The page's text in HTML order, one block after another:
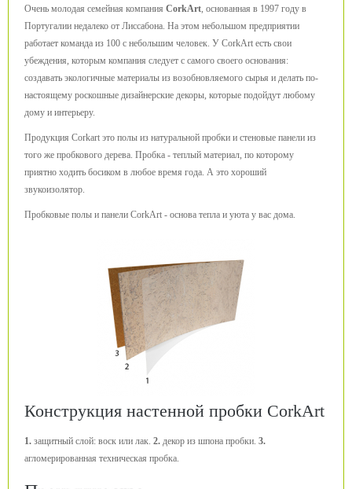
Очень молодая семейная компания CorkArt, основанная в 1997 году в
Португалии недалеко от Лиссабона. На этом небольшом предприятии
работает команда из 100 с небольшим человек. У CorkArt есть свои
убеждения, которым компания следует с самого своего основания:
создавать экологичные материалы из возобновляемого сырья и делать по-
настоящему роскошные дизайнерские декоры, которые подойдут любому
дому и интерьеру.
Продукция Corkart это полы из натуральной пробки и стеновые панели из
того же пробкового дерева. Пробка - теплый материал, по которому
приятно ходить босиком в любое время года. А это хороший
звукоизолятор.
Пробковые полы и панели CorkArt - основа тепла и уюта у вас дома.
Конструкция настенной пробки CorkArt
1. защитный слой: воск или лак. 2. декор из шпона пробки. 3.
агломерированная техническая пробка.